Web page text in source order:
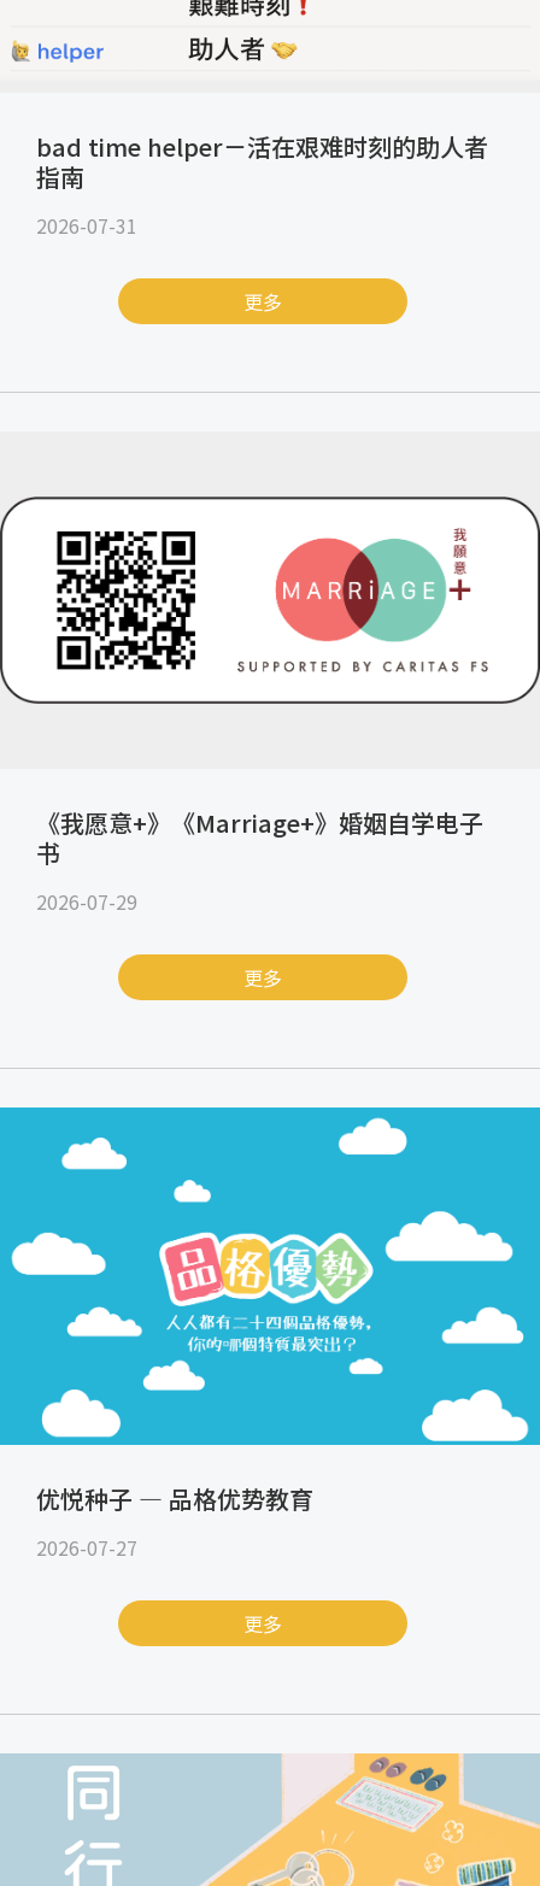
bad time helper－活在艰难时刻的助人者
指南
2026-07-31
更多
《我愿意+》《Marriage+》婚姻自学电子
书
2026-07-29
更多
优悦种子 — 品格优势教育
2026-07-27
更多